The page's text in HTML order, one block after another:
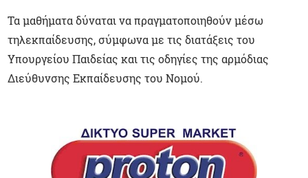
Τα μαθήματα δύναται να πραγματοποιηθούν μέσω
τηλεκπαίδευσης, σύμφωνα με τις διατάξεις του
Υπουργείου Παιδείας και τις οδηγίες της αρμόδιας
Διεύθυνσης Εκπαίδευσης του Νομού.